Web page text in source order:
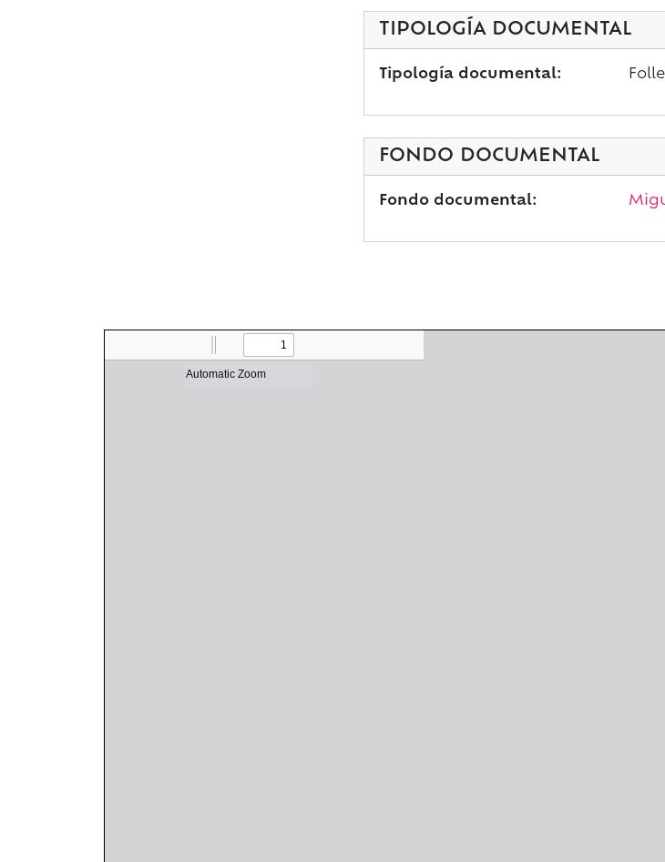
TIPOLOGÍA DOCUMENTAL
Tipología documental:
FONDO DOCUMENTAL
Fondo documental: